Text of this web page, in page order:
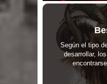
Según el tipo
desarrollar,